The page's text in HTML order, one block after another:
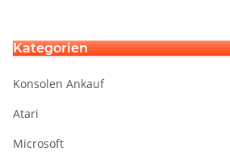
Kategorien
Konsolen Ankauf
Atari
Microsoft